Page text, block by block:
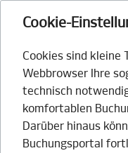
Cookie-
Cookies sind kleine
Webbrowser Ihre
technisch
komfortablen
Darüber hinaus
Buchungsportal